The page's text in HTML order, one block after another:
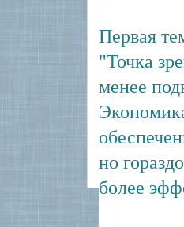
Первая
"Точка
менее
но
более